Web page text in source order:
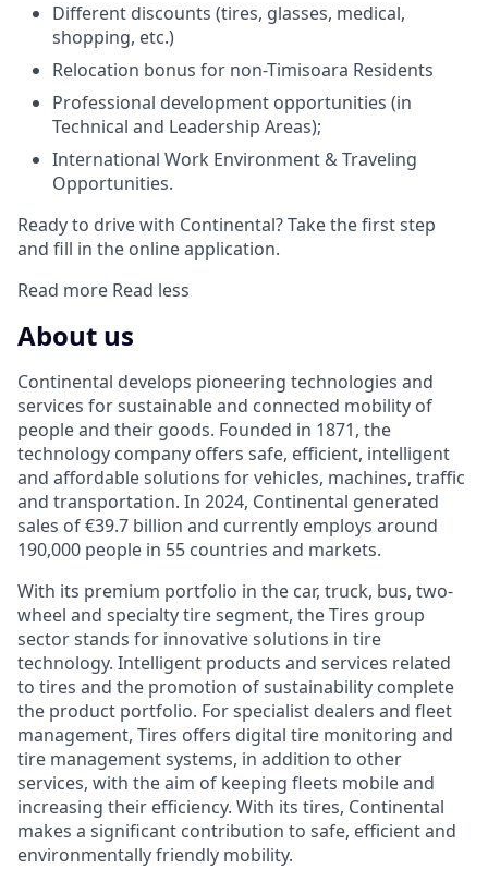
Different discounts (tires, glasses, medical,
shopping, etc.)
Relocation bonus for non-Timisoara Residents
Professional development opportunities (in
Technical and Leadership Areas);
International Work Environment & Traveling
Opportunities.
Ready to drive with Continental? Take the first step
and fill in the online application.
Read more Read less
About us
Continental develops pioneering technologies and
services for sustainable and connected mobility of
people and their goods. Founded in 1871, the
technology company offers safe, efficient, intelligent
and affordable solutions for vehicles, machines, traffic
and transportation. In 2024, Continental generated
sales of €39.7 billion and currently employs around
190,000 people in 55 countries and markets.
With its premium portfolio in the car, truck, bus, two-
wheel and specialty tire segment, the Tires group
sector stands for innovative solutions in tire
technology. Intelligent products and services related
to tires and the promotion of sustainability complete
the product portfolio. For specialist dealers and fleet
management, Tires offers digital tire monitoring and
tire management systems, in addition to other
services, with the aim of keeping fleets mobile and
increasing their efficiency. With its tires, Continental
makes a significant contribution to safe, efficient and
environmentally friendly mobility.